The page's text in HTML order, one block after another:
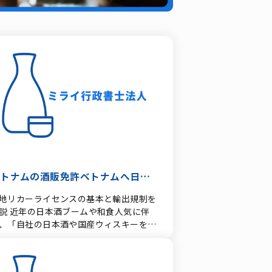
ナムの酒販免許ベトナムへ日本
輸出するには？
リカーライセンスの基本と輸出規制を
近年の日本酒ブームや和食人気に伴
「自社の日本酒や国産ウィスキーをベ
類（アルコール）の流通・販売規制は非